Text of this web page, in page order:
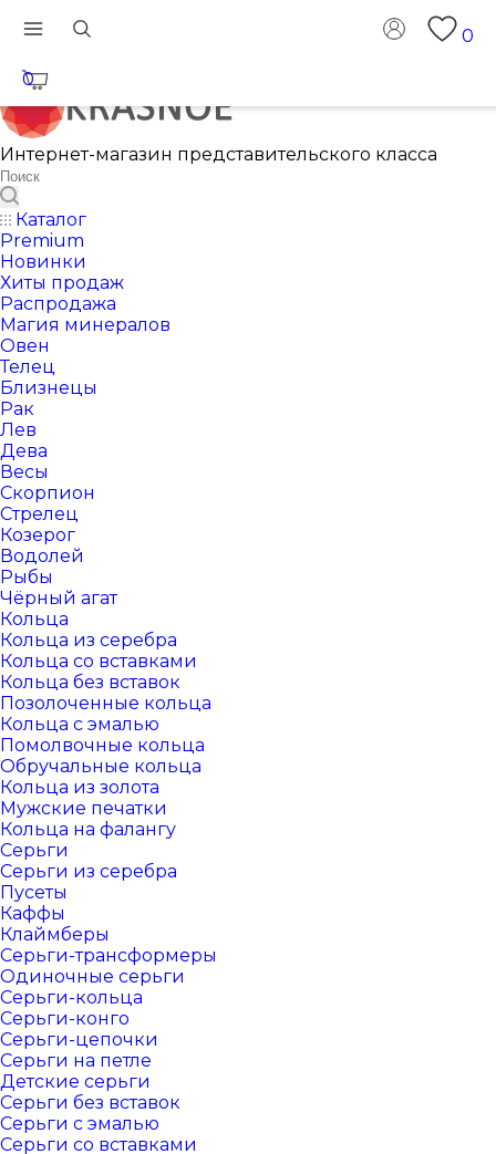
0
0
Интернет-магазин представительского класса
Каталог
Premium
Новинки
Хиты продаж
Распродажа
Магия минералов
Овен
Телец
Близнецы
Рак
Лев
Дева
Весы
Скорпион
Стрелец
Козерог
Водолей
Рыбы
Чёрный агат
Кольца
Кольца из серебра
Кольца со вставками
Кольца без вставок
Позолоченные кольца
Кольца с эмалью
Помолвочные кольца
Обручальные кольца
Кольца из золота
Мужские печатки
Кольца на фалангу
Серьги
Серьги из серебра
Пусеты
Каффы
Клаймберы
Серьги-трансформеры
Одиночные серьги
Серьги-кольца
Серьги-конго
Серьги-цепочки
Серьги на петле
Детские серьги
Серьги без вставок
Серьги с эмалью
Серьги со вставками